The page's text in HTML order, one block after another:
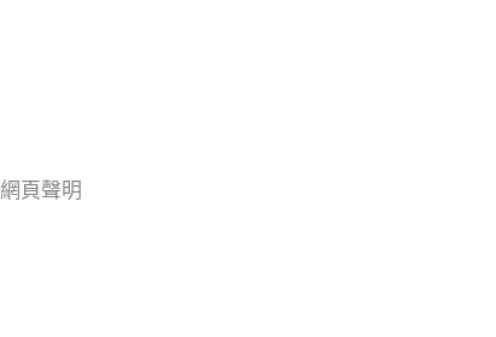
網頁聲明